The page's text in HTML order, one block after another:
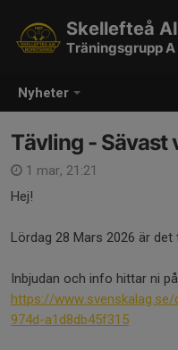
Nyheter
Skellefteå
Träningsgrupp A
Tävling - Sävast
1 mar, 21:21
Hej!
Lördag 28 Mars 2026 är det
Inbjudan och info hittar ni
https://
974d-a1d8db45f315